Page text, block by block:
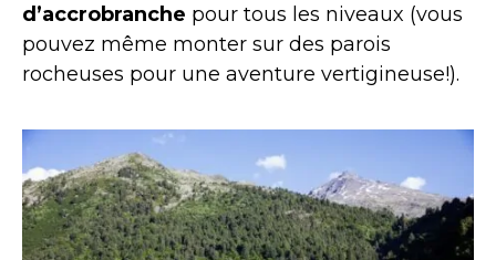
d’accrobranche pour tous les niveaux (vous
pouvez même monter sur des parois
rocheuses pour une aventure vertigineuse!).